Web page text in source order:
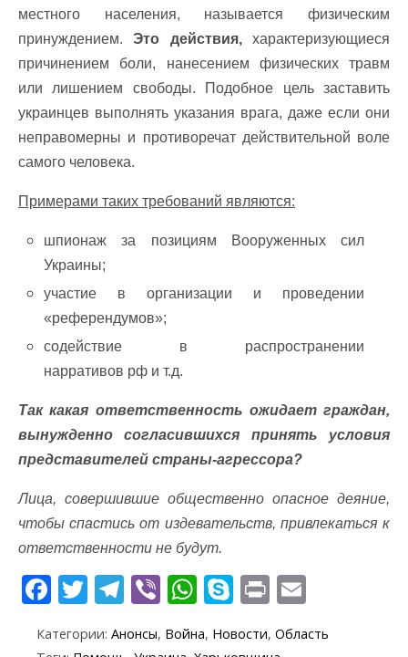
местного населения, называется физическим
принуждением.Это действия,характеризующиеся
причинением боли, нанесением физических травм
или лишением свободы. Подобное цель заставить
украинцев выполнять указания врага, даже если они
неправомерны и противоречат действительной воле
самого человека.
Примерами таких требований являются:
шпионаж за позициям Вооруженных сил
Украины;
участие в организации и проведении
«референдумов»;
содействие в распространении
нарративов рф и т.д.
Так какая ответственность ожидает граждан,
вынужденно согласившихся принять условия
представителей страны-агрессора?
Лица, совершившие общественно опасное деяние,
чтобы спастись от издевательств, привлекаться к
ответственности не будут.
F
e
T
itt
T
e
Vi
er
W
at
S
y
Pr
in
t ai
Категории: Анонсы, Война, Новости, Область